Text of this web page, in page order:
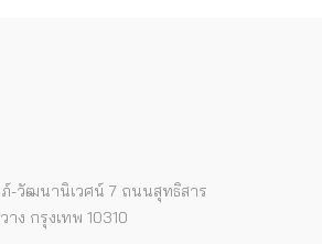
-วัฒนานิเวศน์ 7 ถนนสุทธิสาร
ง กรุงเทพ 10310